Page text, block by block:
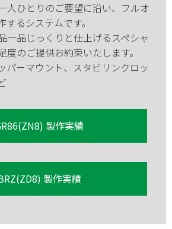
ひとりのご要望に沿い、フルオ
るシステムです。
一品じっくりと仕上げるスペシャ
度のご提供お約束いたします。
パーマウント、スタビリンクロッ
製作実績
製作実績